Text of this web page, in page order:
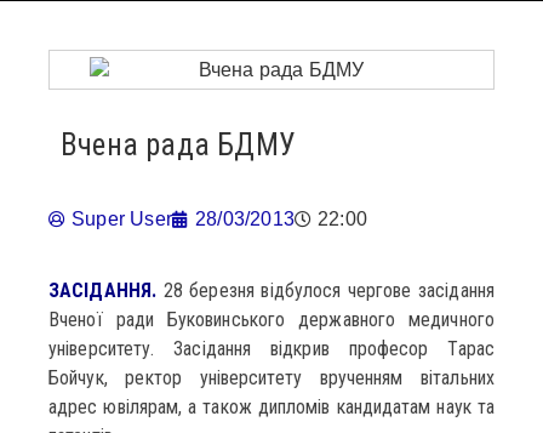
Вчена рада БДМУ
Super User 28/03/2013 22:00
ЗАСІДАННЯ. 28 березня відбулося чергове засідання
Вченої ради Буковинського державного медичного
університету. Засідання відкрив професор Тарас
Бойчук, ректор університету врученням вітальних
адрес ювілярам, а також дипломів кандидатам наук та